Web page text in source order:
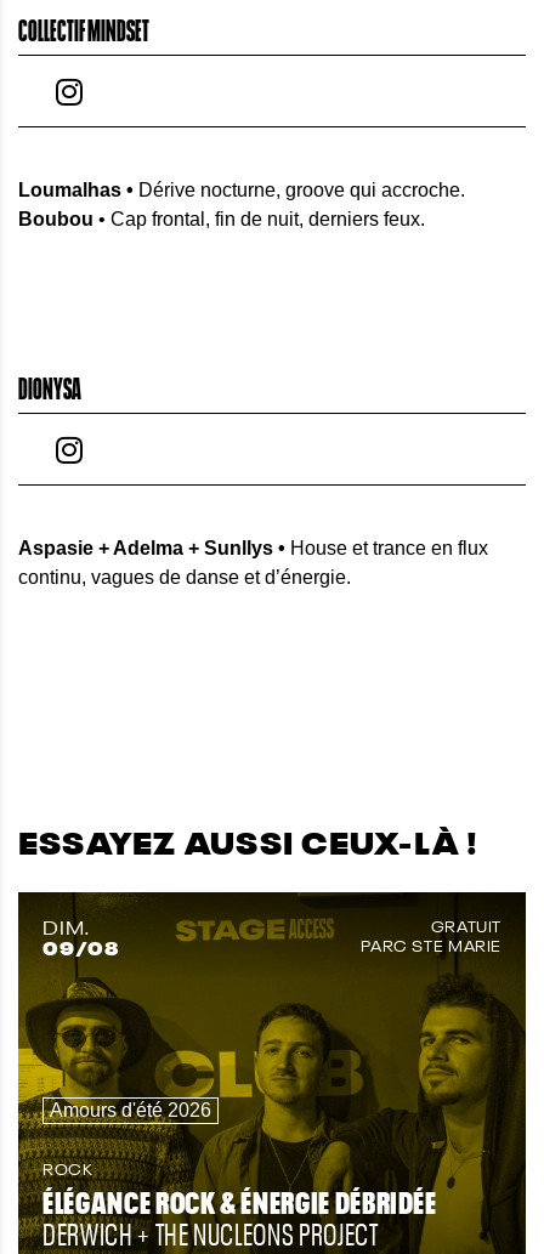
COLLECTIF MINDSET
Loumalhas • Dérive nocturne, groove qui accroche.
Boubou • Cap frontal, fin de nuit, derniers feux.
DIONYSA
Aspasie + Adelma + Sunllys • House et trance en flux
continu, vagues de danse et d’énergie.
ESSAYEZ AUSSI CEUX-LÀ !
DIM.
09/08
GRATUIT
PARC STE MARIE
Amours d'été 2026
ROCK
ÉLÉGANCE ROCK & ÉNERGIE DÉBRIDÉE
DERWICH + THE NUCLEONS PROJECT